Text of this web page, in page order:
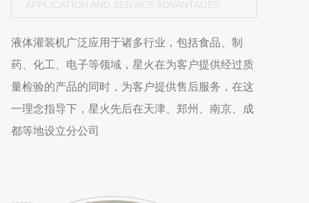
APPLICATION AND SERVICE ADVANTAGES
液体灌装机广泛应用于诸多行业，包括食品、制
药、化工、电子等领域，星火在为客户提供经过质
量检验的产品的同时，为客户提供售后服务，在这
一理念指导下，星火先后在天津、郑州、南京、成
都等地设立分公司